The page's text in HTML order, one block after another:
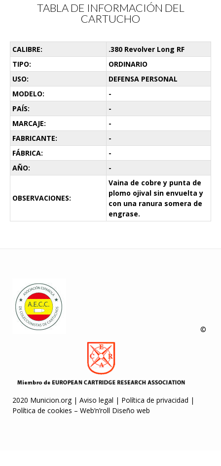
TABLA DE INFORMACIÓN DEL
CARTUCHO
CALIBRE:
.380 Revolver Long RF
TIPO:
ORDINARIO
USO:
DEFENSA PERSONAL
MODELO:
-
PAÍS:
-
MARCAJE:
-
FABRICANTE:
-
FÁBRICA:
-
AÑO:
-
OBSERVACIONES:
Vaina de cobre y punta de
plomo ojival sin envuelta y
con una ranura somera de
engrase.
©
2020 Municion.org | Aviso legal | Política de privacidad |
Política de cookies – Web’n’roll Diseño web